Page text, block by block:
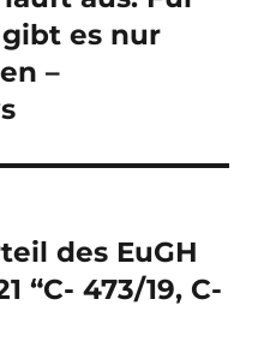
es nur
–
des EuGH
“C- 473/19, C-